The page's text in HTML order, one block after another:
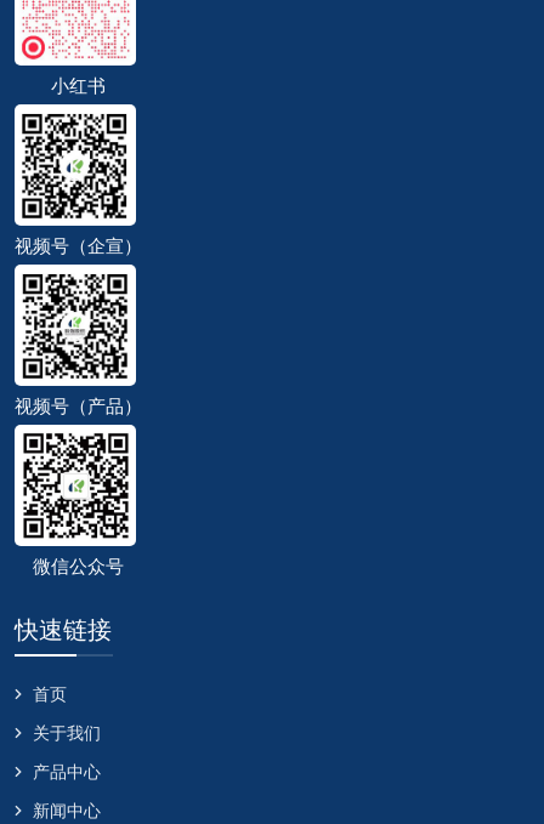
小红书
视频号（企宣）
视频号（产品）
微信公众号
快速链接
首页
关于我们
产品中心
新闻中心